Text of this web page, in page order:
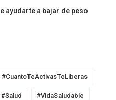
ayudarte a bajar de peso
#CuantoTeActivasTeLiberas
#Salud #VidaSaludable